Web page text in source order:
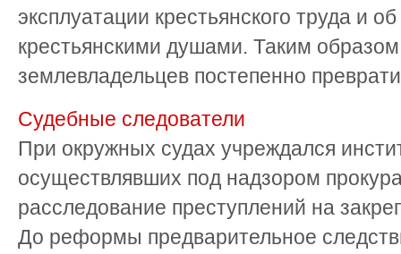
эксплуатации крестьянского труда и
крестьянскими душами. Таким
землевладельцев постепенно
Судебные следователи
При окружных судах учреждался
осуществлявших под надзором
расследование преступлений на
До реформы предварительное